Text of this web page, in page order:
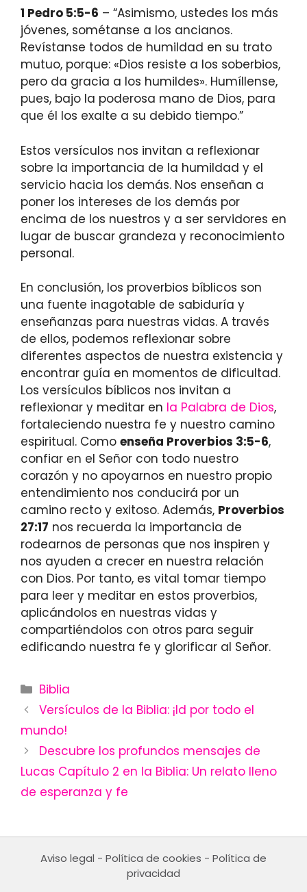
1 Pedro 5:5-6 – “Asimismo, ustedes los más
jóvenes, sométanse a los ancianos.
Revístanse todos de humildad en su trato
mutuo, porque: «Dios resiste a los soberbios,
pero da gracia a los humildes». Humíllense,
pues, bajo la poderosa mano de Dios, para
que él los exalte a su debido tiempo.”
Estos versículos nos invitan a reflexionar
sobre la importancia de la humildad y el
servicio hacia los demás. Nos enseñan a
poner los intereses de los demás por
encima de los nuestros y a ser servidores en
lugar de buscar grandeza y reconocimiento
personal.
En conclusión, los proverbios bíblicos son
una fuente inagotable de sabiduría y
enseñanzas para nuestras vidas. A través
de ellos, podemos reflexionar sobre
diferentes aspectos de nuestra existencia y
encontrar guía en momentos de dificultad.
Los versículos bíblicos nos invitan a
reflexionar y meditar en la Palabra de Dios,
fortaleciendo nuestra fe y nuestro camino
espiritual. Como enseña Proverbios 3:5-6,
confiar en el Señor con todo nuestro
corazón y no apoyarnos en nuestro propio
entendimiento nos conducirá por un
camino recto y exitoso. Además, Proverbios
27:17 nos recuerda la importancia de
rodearnos de personas que nos inspiren y
nos ayuden a crecer en nuestra relación
con Dios. Por tanto, es vital tomar tiempo
para leer y meditar en estos proverbios,
aplicándolos en nuestras vidas y
compartiéndolos con otros para seguir
edificando nuestra fe y glorificar al Señor.
Categories
Biblia
Versículos de la Biblia: ¡Id por todo el
mundo!
Descubre los profundos mensajes de
Lucas Capítulo 2 en la Biblia: Un relato lleno
de esperanza y fe
Aviso legal - Política de cookies - Política de
privacidad